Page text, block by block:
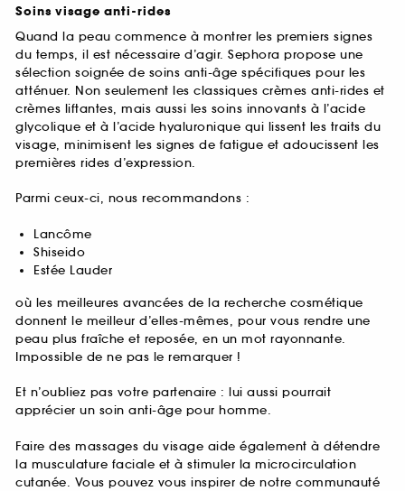
Soins visage anti-rides
Quand la peau commence à montrer les premiers signes
du temps, il est nécessaire d’agir. Sephora propose une
sélection soignée de soins anti-âge spécifiques pour les
atténuer. Non seulement les classiques crèmes anti-rides et
crèmes liftantes, mais aussi les soins innovants à l’acide
glycolique et à l’acide hyaluronique qui lissent les traits du
visage, minimisent les signes de fatigue et adoucissent les
premières rides d’expression.
Parmi ceux-ci, nous recommandons :
Lancôme
Shiseido
Estée Lauder
où les meilleures avancées de la recherche cosmétique
donnent le meilleur d’elles-mêmes, pour vous rendre une
peau plus fraîche et reposée, en un mot rayonnante.
Impossible de ne pas le remarquer !
Et n’oubliez pas votre partenaire : lui aussi pourrait
apprécier un soin anti-âge pour homme.
Faire des massages du visage aide également à détendre
la musculature faciale et à stimuler la microcirculation
cutanée. Vous pouvez vous inspirer de notre communauté